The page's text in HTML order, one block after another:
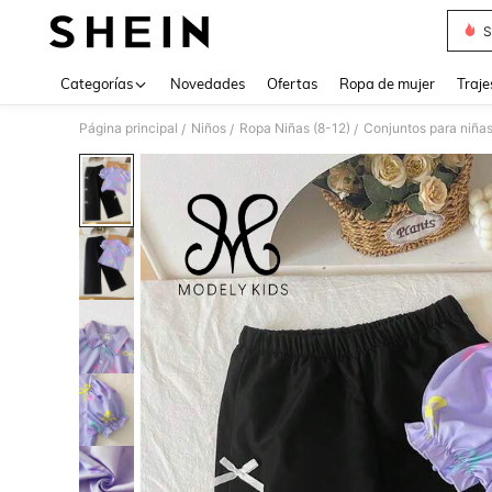
Categorías Novedades Ofertas Ropa de mujer
Página principal / Niños / Ropa Niñas (8-12) / Conjuntos para